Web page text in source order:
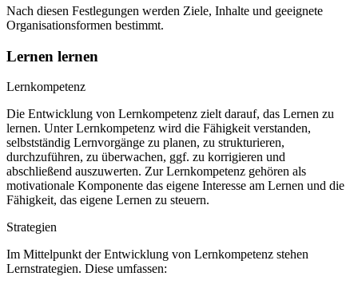
Nach diesen Festlegungen werden Ziele, Inhalte und geeignete
Organisationsformen bestimmt.
Lernen lernen
Lernkompetenz
Die Entwicklung von Lernkompetenz zielt darauf, das Lernen zu
lernen. Unter Lernkompetenz wird die Fähigkeit verstanden,
selbstständig Lernvorgänge zu planen, zu strukturieren,
durchzuführen, zu überwachen, ggf. zu korrigieren und
abschließend auszuwerten. Zur Lernkompetenz gehören als
motivationale Komponente das eigene Interesse am Lernen und die
Fähigkeit, das eigene Lernen zu steuern.
Strategien
Im Mittelpunkt der Entwicklung von Lernkompetenz stehen
Lernstrategien. Diese umfassen: